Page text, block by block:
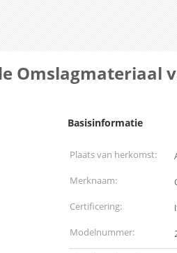
Omslagmateriaal
Basisinformatie
Plaats van herkomst:
Merknaam:
Certificering:
Modelnummer: